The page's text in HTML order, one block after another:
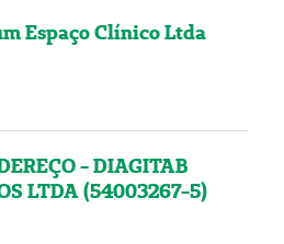
Espaço Clínico Ltda
- DIAGITAB
LTDA (54003267-5)